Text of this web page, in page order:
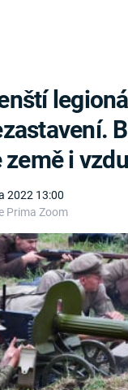
DÁVNOVĚKU
2022 13:00
Prima Zoom
i